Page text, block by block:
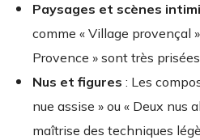
Paysages et scènes
comme « Village provençal
Provence » sont très
Nus et figures : Les
nue assise » ou « Deux nus
maîtrise des techniques